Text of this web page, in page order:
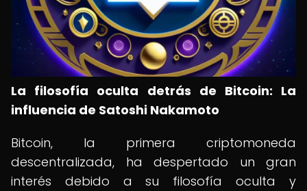
La filosofía oculta detrás de Bitcoin: La
influencia de Satoshi Nakamoto
Bitcoin, la primera criptomoneda
descentralizada, ha despertado un gran
interés debido a su filosofía oculta y